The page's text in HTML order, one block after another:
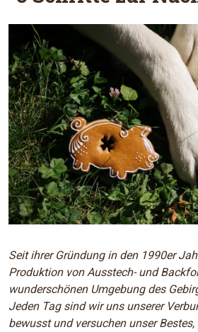
Seit ihrer Gründung in den 1990er
Produktion von Ausstech- und
wunderschönen Umgebung des
Jeden Tag sind wir uns unserer
bewusst und versuchen unser